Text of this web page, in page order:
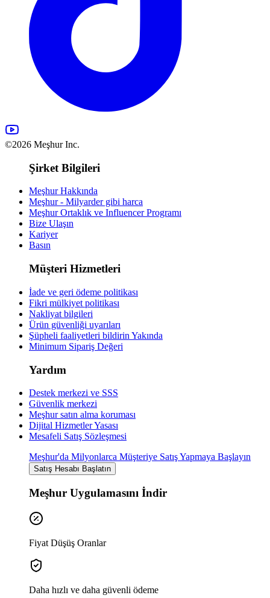
©2026 Meşhur Inc.
Şirket Bilgileri
Meşhur Hakkında
Meşhur - Milyarder gibi harca
Meşhur Ortaklık ve Influencer Programı
Bize Ulaşın
Kariyer
Basın
Müşteri Hizmetleri
İade ve geri ödeme politikası
Fikri mülkiyet politikası
Nakliyat bilgileri
Ürün güvenliği uyarıları
Şüpheli faaliyetleri bildirin Yakında
Minimum Sipariş Değeri
Yardım
Destek merkezi ve SSS
Güvenlik merkezi
Meşhur satın alma koruması
Dijital Hizmetler Yasası
Mesafeli Satış Sözleşmesi
Meşhur'da Milyonlarca Müşteriye Satış Yapmaya Başlayın
Satış Hesabı Başlatın
Meşhur Uygulamasını İndir
Fiyat Düşüş Oranlar
Daha hızlı ve daha güvenli ödeme